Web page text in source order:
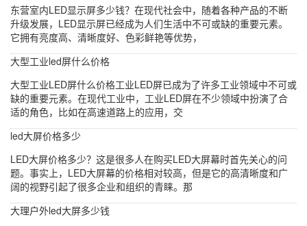
东营室内LED显示屏多少钱？在现代社会中，随着各种产品的不断
升级发展，LED显示屏已经成为人们生活中不可或缺的重要元素。
它拥有亮度高、清晰度好、色彩鲜艳等优势，
大型工业led屏什么价格
大型工业LED屏什么价格工业LED屏已成为了许多工业领域中不可或
缺的重要元素。在现代工业中，工业LED屏在不少领域中扮演了合
适的角色，比如在高速道路上的应用，交
led大屏价格多少
LED大屏价格多少？这是很多人在购买LED大屏幕时首先关心的问
题。事实上，LED大屏幕的价格相对较高，但是它的高清晰度和广
阔的视野引起了很多企业和组织的青睐。那
大理户外led大屏多少钱